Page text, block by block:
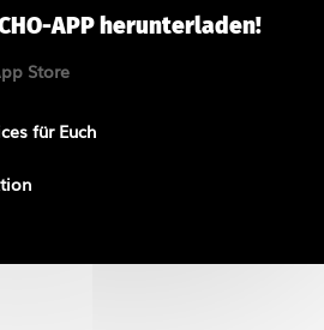
APP herunterladen!
für Euch